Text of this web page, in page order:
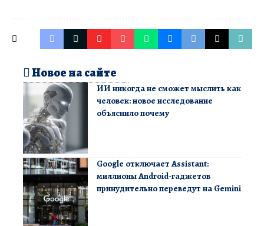
Новое на сайте
ИИ никогда не сможет мыслить как
человек: новое исследование
объяснило почему
Google отключает Assistant:
миллионы Android-гаджетов
принудительно переведут на Gemini